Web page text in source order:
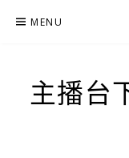
MENU
主播台